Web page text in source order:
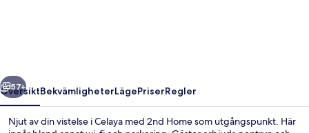
Nästa
57+
ÖversiktBekvämligheterLägePriserRegler
Njut av din vistelse i Celaya med 2nd Home som utgångspunkt. Här